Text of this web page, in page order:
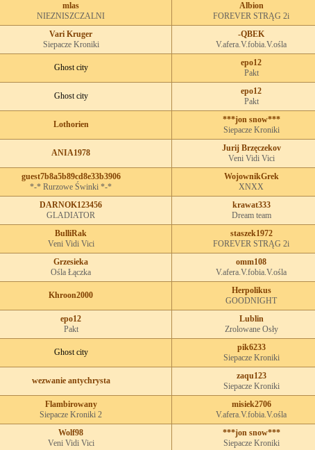
mlas
NIEZNISZCZALNI
Albion
FOREVER STRĄG 2i
Vari Kruger
Siepacze Kroniki
-QBEK
V.afera.V.fobia.V.ośla
Ghost city
epo12
Pakt
Ghost city
epo12
Pakt
Lothorien
***jon snow***
Siepacze Kroniki
ANIA1978
Jurij Brzęczekov
Veni Vidi Vici
guest7b8a5b89cd8e33b3906
*-* Rurzowe Świnki *-*
WojownikGrek
XNXX
DARNOK123456
GLADIATOR
krawat333
Dream team
BulliRak
Veni Vidi Vici
staszek1972
FOREVER STRĄG 2i
Grzesieka
Ośla Łączka
omm108
V.afera.V.fobia.V.ośla
Khroon2000
Herpolikus
GOODNIGHT
epo12
Pakt
Lublin
Zrolowane Osły
Ghost city
pik6233
Siepacze Kroniki
wezwanie antychrysta
zaqu123
Siepacze Kroniki
Flambirowany
Siepacze Kroniki 2
misiek2706
V.afera.V.fobia.V.ośla
Wolf98
Veni Vidi Vici
***jon snow***
Siepacze Kroniki